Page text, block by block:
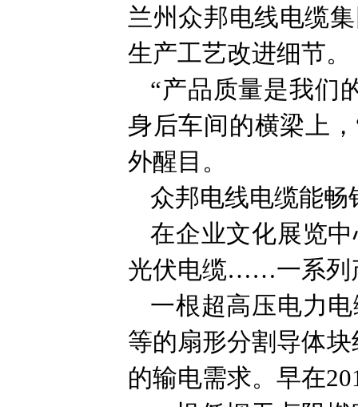
兰州众邦电线电缆
生产工艺改进细节。
“产品质量是我们
身后车间的横梁上
外醒目。
众邦电线电缆能
在企业文化展览
光伏电缆……一系列
一根超高压电力
等的扇形分割导体
的输电需求。早在